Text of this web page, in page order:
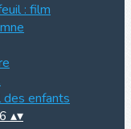
: film
enfants
▴▾